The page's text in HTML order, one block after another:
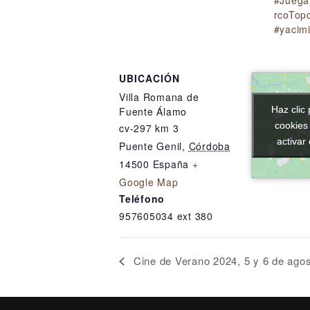
UBICACIÓN
Villa Romana de
Fuente Álamo
cv-297 km 3
Puente Genil, Córdoba
14500 España +
Google Map
Teléfono
957605034 ext 380
Haz clic
activar
Haz clic
activar
Cine de Verano 2024, 5 y 6 de